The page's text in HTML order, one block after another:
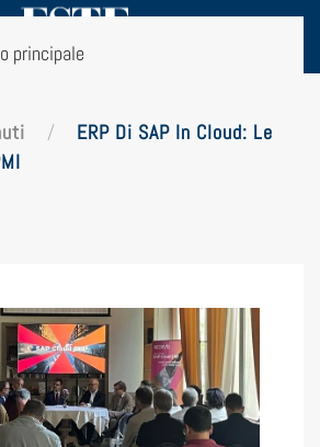
principale
ERP Di SAP In Cloud: Le